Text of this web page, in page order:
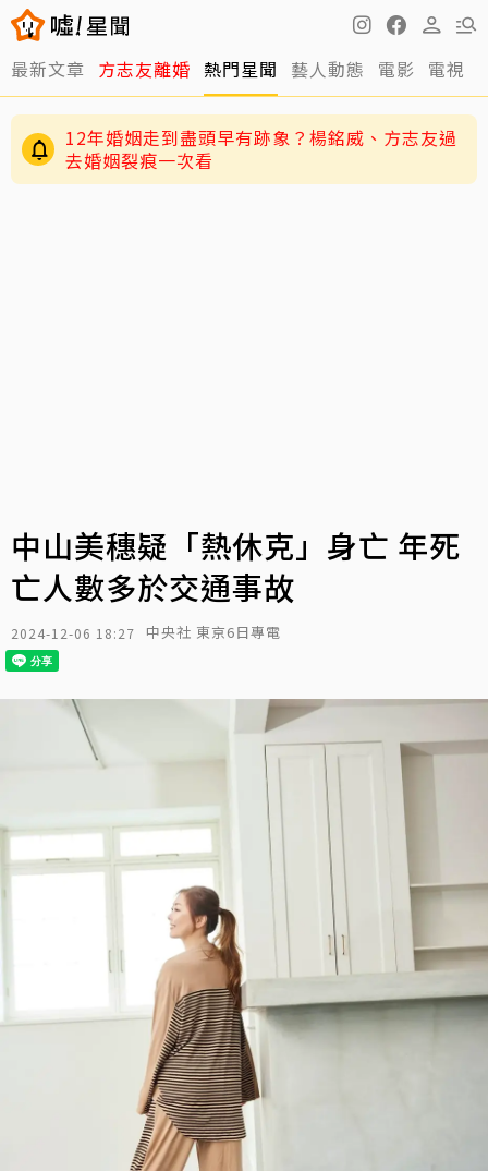
最新文章 方志友離婚 熱門星聞 藝人動態 電影 電視
12年婚姻走到盡頭早有跡象？楊銘威、方志友過
去婚姻裂痕一次看
中山美穗疑「熱休克」身亡 年死
亡人數多於交通事故
2024-12-06 18:27 中央社 東京6日專電